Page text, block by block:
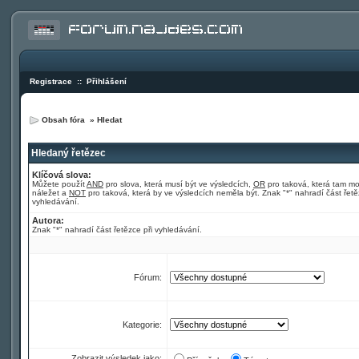
Registrace :: Přihlášení
Obsah fóra » Hledat
Hledaný řetězec
Klíčová slova:
Můžete použítAND pro slova, která musí být ve výsledcích, OR pro taková, která tam
náležet a NOT pro taková, která by ve výsledcích neměla být. Znak "*" nahradí část
vyhledávání.
Autora:
Znak "*" nahradí část řetězce při vyhledávání.
Fórum:
Kategorie: